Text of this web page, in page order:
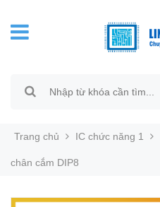
Trang chủ IC chức năng 1
chân cắm DIP8